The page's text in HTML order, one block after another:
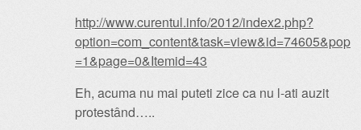
http://www.curentul.info/2012/index2.php?
option=com_content&task=view&id=74605&pop
=1&page=0&Itemid=43
Eh, acuma nu mai puteti zice ca nu l-ati auzit
protestând…..